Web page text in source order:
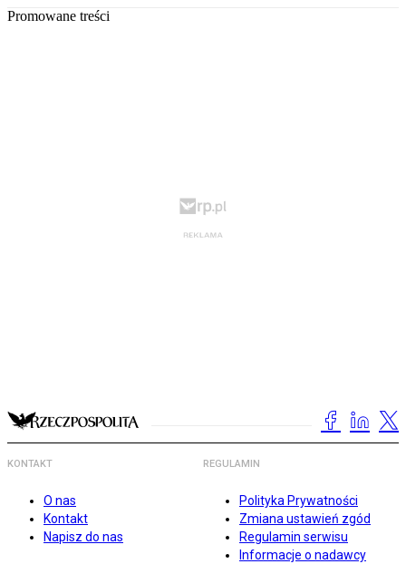
Promowane treści
KONTAKT
O nas
Kontakt
Napisz do nas
REGULAMIN
Polityka Prywatności
Zmiana ustawień zgód
Regulamin serwisu
Informacje o nadawcy